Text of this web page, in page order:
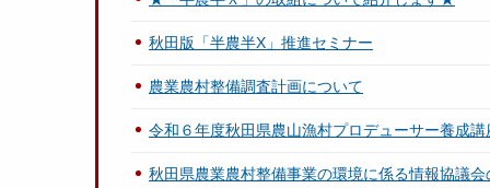
秋田版「半農半X」推進セミナー
農業農村整備調査計画について
令和６年度秋田県農山漁村プロデューサー養成
秋田県農業農村整備事業の環境に係る情報協議会